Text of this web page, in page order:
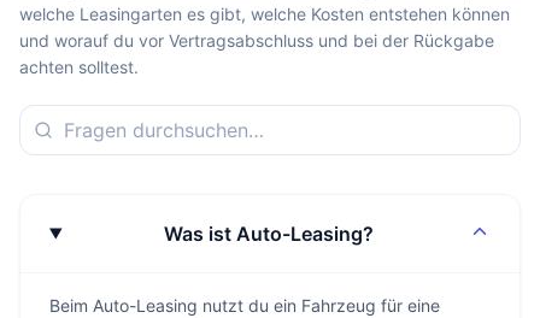
welche Leasingarten es gibt, welche Kosten entstehen können
und worauf du vor Vertragsabschluss und bei der Rückgabe
achten solltest.
Was ist Auto-Leasing?
Beim Auto-Leasing nutzt du ein Fahrzeug für eine